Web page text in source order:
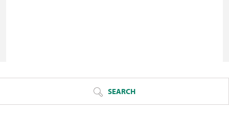
SEARCH